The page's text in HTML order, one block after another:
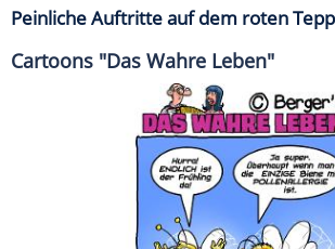
Peinliche Auftritte auf dem roten
Cartoons "Das Wahre Leben"